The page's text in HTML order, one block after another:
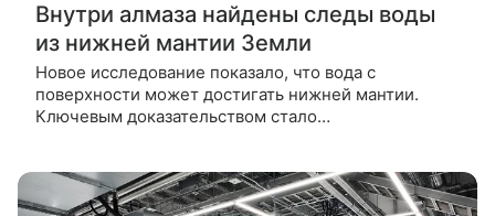
Внутри алмаза найдены следы воды
из нижней мантии Земли
Новое исследование показало, что вода с
поверхности может достигать нижней мантии.
Ключевым доказательством стало